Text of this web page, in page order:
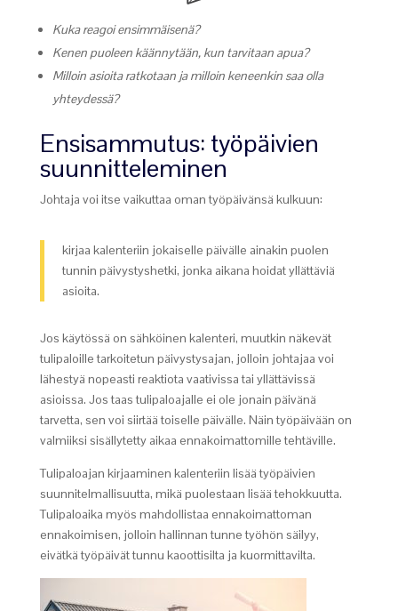
Kuka reagoi ensimmäisenä?
Kenen puoleen käännytään, kun tarvitaan apua?
Milloin asioita ratkotaan ja milloin keneenkin saa olla
yhteydessä?
Ensisammutus: työpäivien
suunnitteleminen
Johtaja voi itse vaikuttaa oman työpäivänsä kulkuun:
kirjaa kalenteriin jokaiselle päivälle ainakin puolen
tunnin päivystyshetki, jonka aikana hoidat yllättäviä
asioita.
Jos käytössä on sähköinen kalenteri, muutkin näkevät
tulipaloille tarkoitetun päivystysajan, jolloin johtajaa voi
lähestyä nopeasti reaktiota vaativissa tai yllättävissä
asioissa. Jos taas tulipaloajalle ei ole jonain päivänä
tarvetta, sen voi siirtää toiselle päivälle. Näin työpäivään on
valmiiksi sisällytetty aikaa ennakoimattomille tehtäville.
Tulipaloajan kirjaaminen kalenteriin lisää työpäivien
suunnitelmallisuutta, mikä puolestaan lisää tehokkuutta.
Tulipaloaika myös mahdollistaa ennakoimattoman
ennakoimisen, jolloin hallinnan tunne työhön säilyy,
eivätkä työpäivät tunnu kaoottisilta ja kuormittavilta.